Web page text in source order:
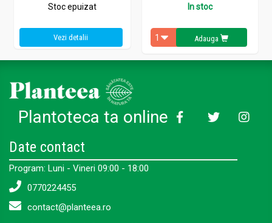
Stoc epuizat
Vezi detalii
In stoc
Adauga
Plantoteca ta online
Date contact
Program: Luni - Vineri 09:00 - 18:00
0770224455
contact@planteea.ro